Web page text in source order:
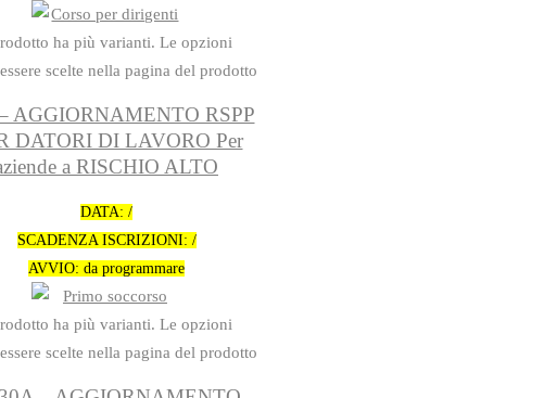
ha più varianti. Le opzioni
scelte nella pagina del prodotto
AGGIORNAMENTO RSPP
DATORI DI LAVORO Per
a RISCHIO ALTO
DATA: /
SCADENZA ISCRIZIONI: /
AVVIO: da programmare
ha più varianti. Le opzioni
scelte nella pagina del prodotto